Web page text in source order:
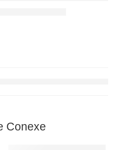
Conexe